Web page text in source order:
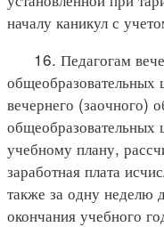
началу каникул с
16. Педагогам
общеобразовательных
вечернего (заочного)
общеобразовательных
учебному плану,
заработная плата
также за одну неделю
окончания учебного